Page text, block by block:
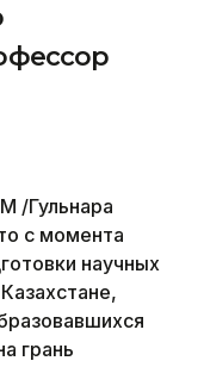
/Гульнара
с момента
научных
грань